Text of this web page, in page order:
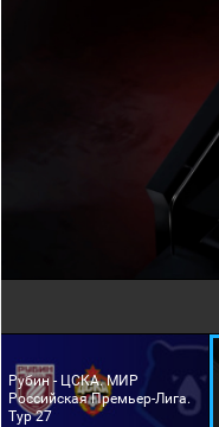
Рубин - ЦСКА. МИР
Российская Премьер-Лига.
Тур 27